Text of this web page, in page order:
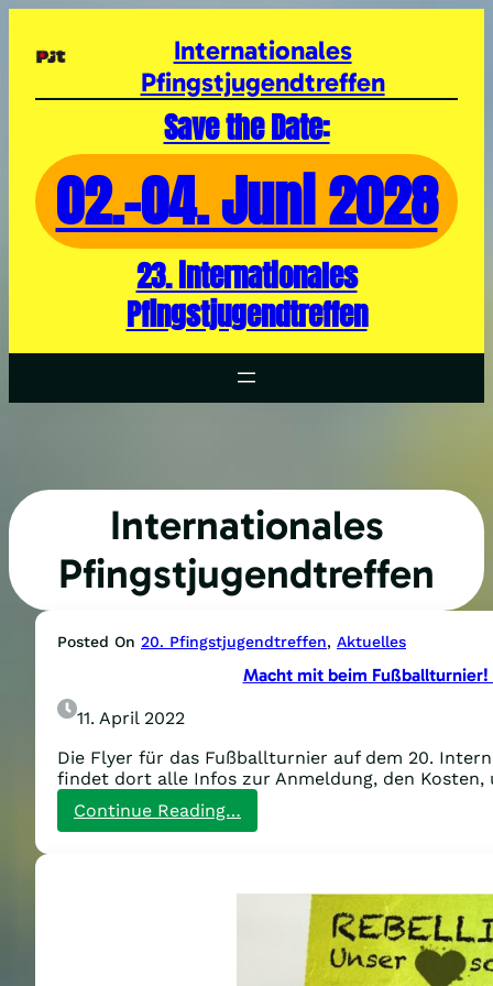
springen
Internationales
Pfingstjugendtreffen
Save the Date:
02.-04. Juni 2028
23. internationales
Pfingstjugendtreffen
Internationales
Pfingstjugendtreffen
Posted On 20. Pfingstjugendtreffen, Aktuelles
Macht mit beim
11. April 2022
Die Flyer für das Fußballturnier auf dem 20.
findet dort alle Infos zur Anmeldung, den Kosten,
Continue Reading…
Macht
Fußballturnier!